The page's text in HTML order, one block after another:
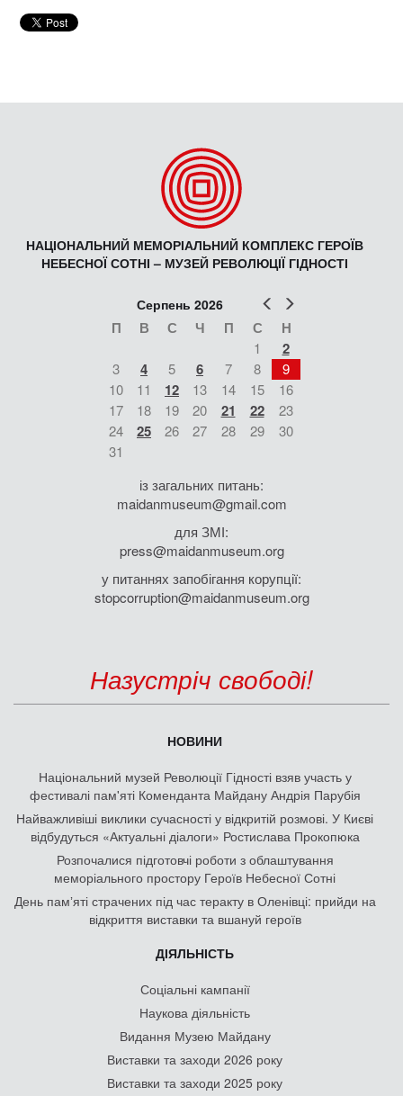
НАЦІОНАЛЬНИЙ МЕМОРІАЛЬНИЙ КОМПЛЕКС ГЕРОЇВ
НЕБЕСНОЇ СОТНІ – МУЗЕЙ РЕВОЛЮЦІЇ ГІДНОСТІ
Попер
Серпень 2026
П В С Ч П С Н
1 2
3 4 5 6 7 8
9
10
11 12 13 14 15
16
17
18 19 20 21 22
23
24
25 26 27 28 29
30
31
із загальних питань:
maidanmuseum@gmail.com
для ЗМІ:
press@maidanmuseum.org
у питаннях запобігання корупції:
stopcorruption@maidanmuseum.org
Назустріч свободі!
НОВИНИ
Національний музей Революції Гідності взяв участь у
фестивалі пам'яті Коменданта Майдану Андрія Парубія
Найважливіші виклики сучасності у відкритій розмові. У Києві
відбудуться «Актуальні діалоги» Ростислава Прокопюка
Розпочалися підготовчі роботи з облаштування
меморіального простору Героїв Небесної Сотні
День памʼяті страчених під час теракту в Оленівці: прийди на
відкриття виставки та вшануй героїв
ДІЯЛЬНІСТЬ
Соціальні кампанії
Наукова діяльність
Видання Музею Майдану
Виставки та заходи 2026 року
Виставки та заходи 2025 року